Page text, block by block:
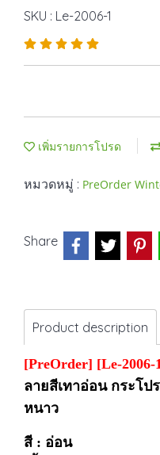
SKU : Le-2006-1
เพิ่มรายการโปรด
หมวดหมู่ : PreOrder
Share
Product description
[PreOrder] [Le-2006-
ลายสีเทาอ่อน กระโ
หนาว
สี : อ่อน